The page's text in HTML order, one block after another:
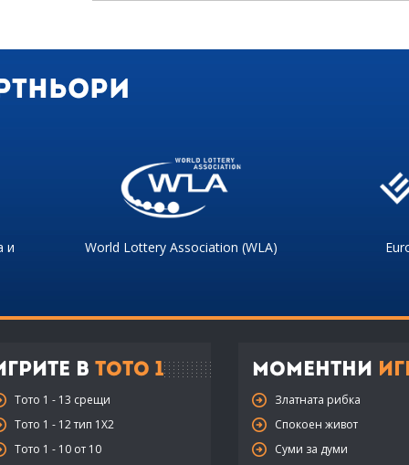
и
World Lottery Association (WLA)
в Тото 1
Тото 1 - 13 срещи
Тото 1 - 12 тип 1X2
Тото 1 - 10 от 10
Моментни
Златната рибка
Спокоен живот
Суми за думи